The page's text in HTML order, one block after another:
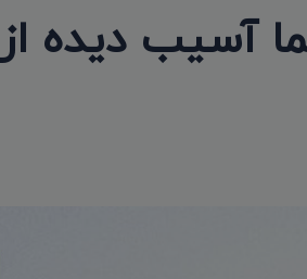
آسیب دیده از